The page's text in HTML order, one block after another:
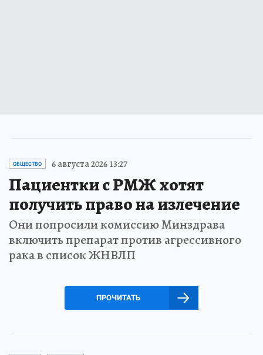
ОБЩЕСТВО 6 августа 2026 13:27
Пациентки с РМЖ хотят
получить право на излечение
Они попросили комиссию Минздрава
включить препарат против агрессивного
рака в список ЖНВЛП
ПРОЧИТАТЬ